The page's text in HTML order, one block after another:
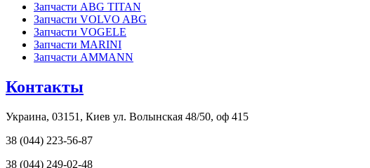
Запчасти ABG TITAN
Запчасти VOLVO ABG
Запчасти VOGELE
Запчасти MARINI
Запчасти AMMANN
Контакты
Украина, 03151, Киев ул. Волынская 48/50, оф 415
38 (044) 223-56-87
38 (044) 249-02-48